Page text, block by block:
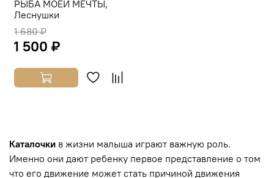
РЫБА МОЕЙ МЕЧТЫ,
Леснушки
1 680 ₽
1 500 ₽
Каталочки в жизни малыша играют важную роль.
Именно они дают ребенку первое представление о том
что его движение может стать причиной движения